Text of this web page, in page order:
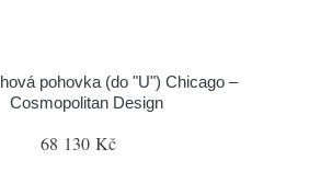
pohovka (do "U") Chicago –
Cosmopolitan Design
68 130 Kč